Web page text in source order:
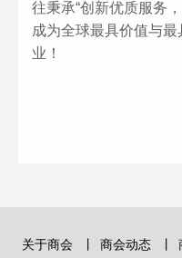
往秉承“创新优质服务
成为全球最具价值与
业！
关于商会 商会动态